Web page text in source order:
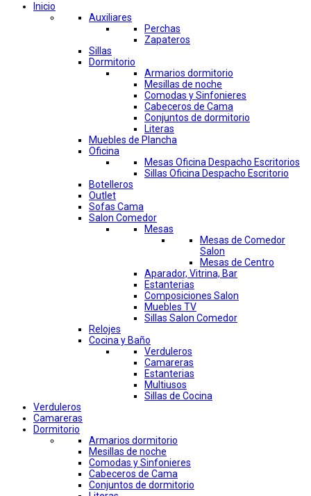
Inicio
Auxiliares
Perchas
Zapateros
Sillas
Dormitorio
Armarios dormitorio
Mesillas de noche
Comodas y Sinfonieres
Cabeceros de Cama
Conjuntos de dormitorio
Literas
Muebles de Plancha
Oficina
Mesas Oficina Despacho Escritorios
Sillas Oficina Despacho Escritorio
Botelleros
Outlet
Sofas Cama
Salon Comedor
Mesas
Mesas de Comedor
Salon
Mesas de Centro
Aparador, Vitrina, Bar
Estanterias
Composiciones Salon
Muebles TV
Sillas Salon Comedor
Relojes
Cocina y Baño
Verduleros
Camareras
Estanterias
Multiusos
Sillas de Cocina
Verduleros
Camareras
Dormitorio
Armarios dormitorio
Mesillas de noche
Comodas y Sinfonieres
Cabeceros de Cama
Conjuntos de dormitorio